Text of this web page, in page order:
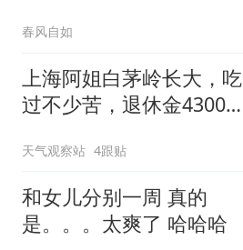
春风自如
上海阿姐白茅岭长大，吃
过不少苦，退休金4300
天气观察站 4跟贴
和女儿分别一周 真的
是。。。太爽了 哈哈哈